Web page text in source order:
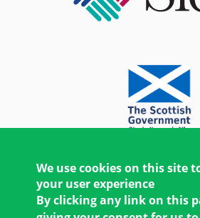
We use cookies on this site
your user experience
By clicking any link on this